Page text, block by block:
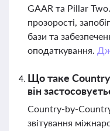
GAAR та Pillar
прозорості,
бази та
оподаткування.
Що таке
він
Country-by-
звітування